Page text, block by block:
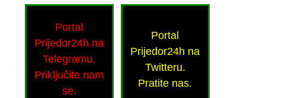
Portal
Prijedor24h na
Telegramu.
Priključite nam
se.
Portal
Prijedor24h na
Twitteru.
Pratite nas.